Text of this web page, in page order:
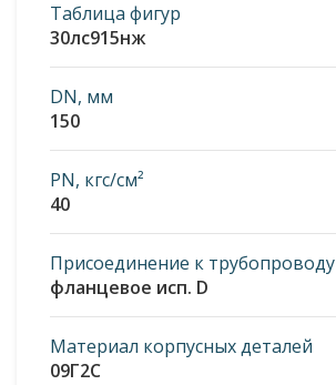
Таблица фигур
30лс915нж
DN, мм
150
PN, кгс/см²
40
Присоединение к трубопроводу
фланцевое исп. D
Материал корпусных деталей
09Г2С